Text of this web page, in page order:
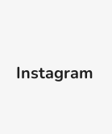
Instagram